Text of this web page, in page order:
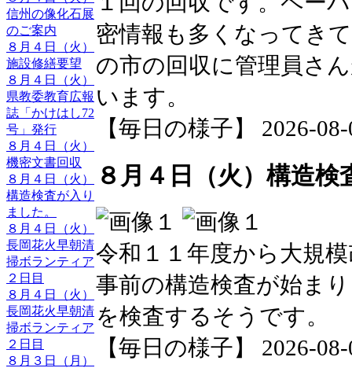
信州の像化石展
のご案内
８月４日（火）
施設修繕要望
８月４日（火）
県教委教育広報
誌「かけはし72
号」発行
８月４日（火）
機密文書回収
８月４日（火）
構造検査が入り
ました。
８月４日（火）
長岡花火早朝清
掃ボランティア
２日目
８月４日（火）
長岡花火早朝清
掃ボランティア
２日目
８月３日（月）
密情報も多くなってき
の市の回収に管理員さ
います。
【毎日の様子】 2026-
８月４日（火）構造
令和１１年度から大規
事前の構造検査が始ま
を検査するそうです。
【毎日の様子】 2026-